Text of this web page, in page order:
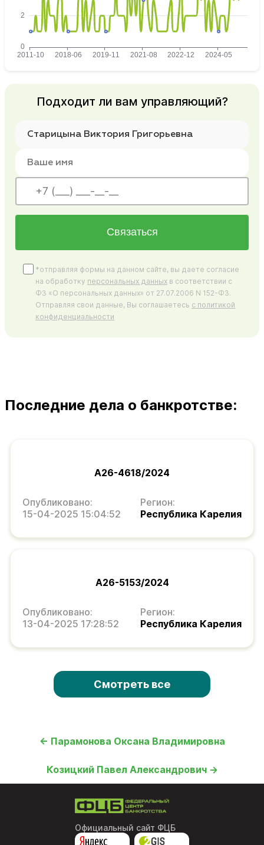
Подходит ли вам управляющий?
Связаться
*отправляя формы на данном сайте, вы даете согласие
на обработку персональных данных в соответствии с
ФЗ «О персональных данных» от 27.07.2006 N 152-ФЗ.
Отправляя свои данные, Вы соглашаетесь с политикой
конфиденциальности
Последние дела о банкротстве:
А26-4618/2024
Опубликовано:
15-04-2025 15:04:52
Регион:
Республика Карелия
А26-5153/2024
Опубликовано:
13-04-2025 17:28:52
Регион:
Республика Карелия
Смотреть все
← Парамонова Оксана Владимировна
Козицкий Павел Александрович →
Официальный сайт ФЦБ